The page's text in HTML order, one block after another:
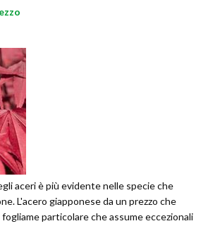
aceri è più evidente nelle specie che
L'acero giapponese da un prezzo che
particolare che assume eccezionali